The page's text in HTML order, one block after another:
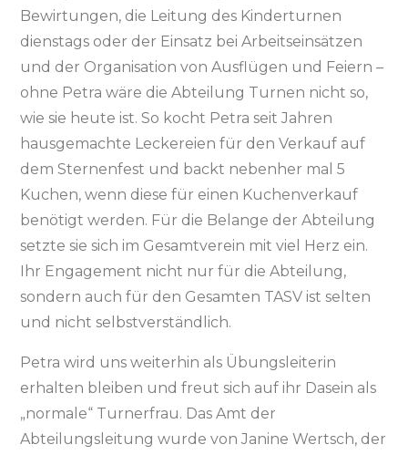
Bewirtungen, die Leitung des Kinderturnen
dienstags oder der Einsatz bei Arbeitseinsätzen
und der Organisation von Ausflügen und Feiern –
ohne Petra wäre die Abteilung Turnen nicht so,
wie sie heute ist. So kocht Petra seit Jahren
hausgemachte Leckereien für den Verkauf auf
dem Sternenfest und backt nebenher mal 5
Kuchen, wenn diese für einen Kuchenverkauf
benötigt werden. Für die Belange der Abteilung
setzte sie sich im Gesamtverein mit viel Herz ein.
Ihr Engagement nicht nur für die Abteilung,
sondern auch für den Gesamten TASV ist selten
und nicht selbstverständlich.
Petra wird uns weiterhin als Übungsleiterin
erhalten bleiben und freut sich auf ihr Dasein als
„normale“ Turnerfrau. Das Amt der
Abteilungsleitung wurde von Janine Wertsch, der